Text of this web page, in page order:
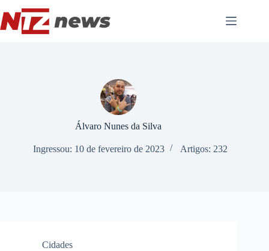
para
o
conteúdo
Álvaro Nunes da Silva
Ingressou: 10 de fevereiro de 2023 Artigos: 232
Cidades